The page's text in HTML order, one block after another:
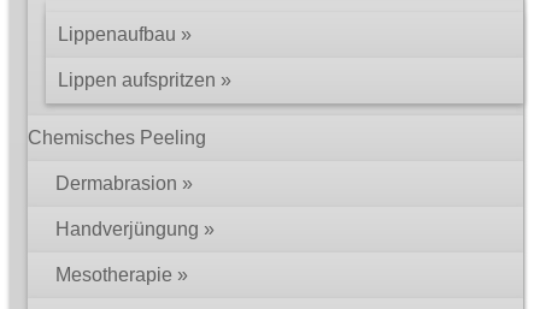
Lippenaufbau
Lippen aufspritzen
Chemisches Peeling
Dermabrasion
Handverjüngung
Mesotherapie